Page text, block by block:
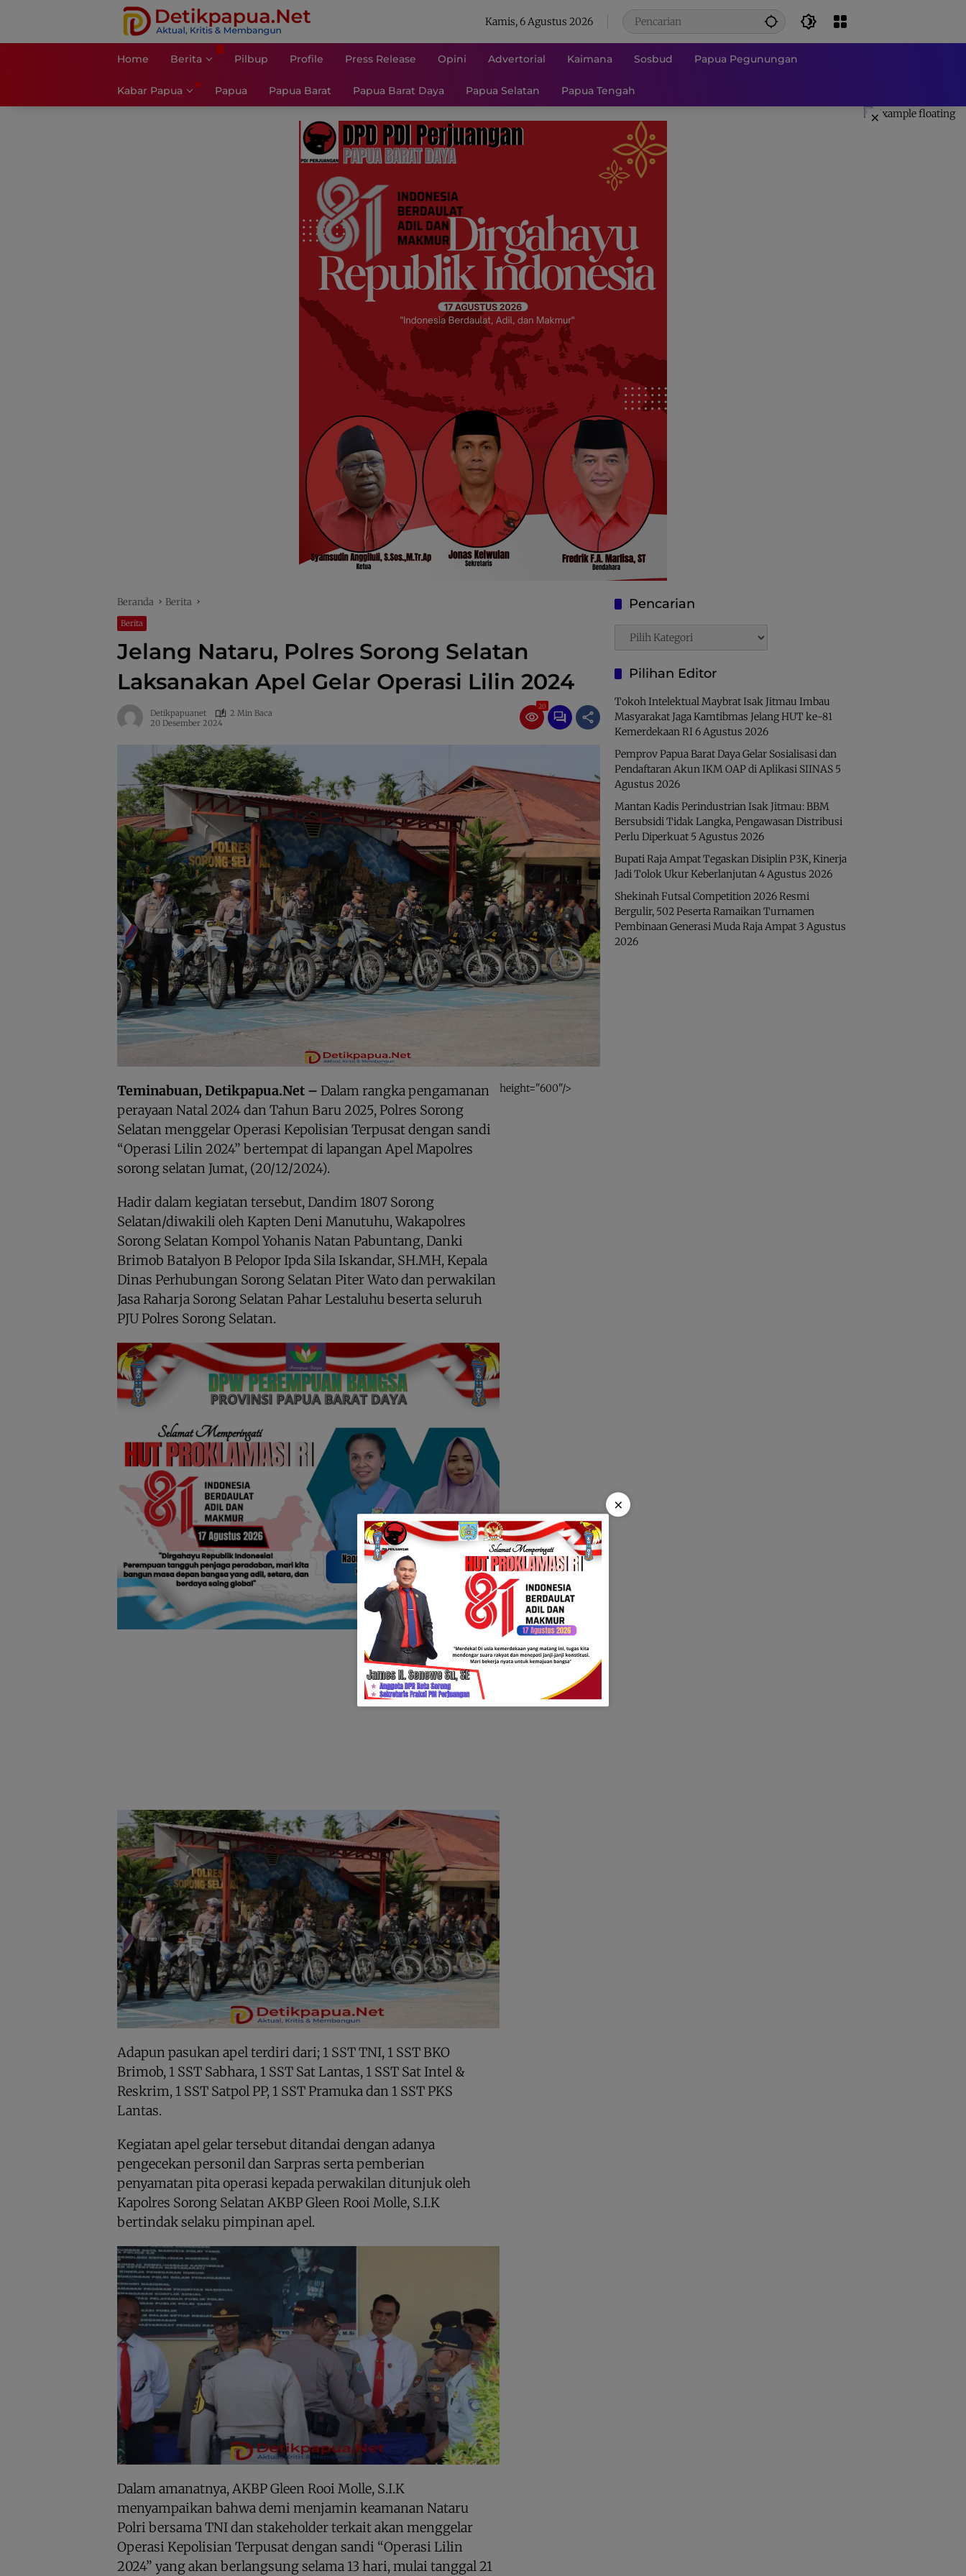
Kamis, 6 Agustus 2026
Home Berita Pilbup Profile Press Release Opini Advertorial Kaimana Sosbud Papua Pegunungan
Kabar Papua Papua Papua Barat Papua Barat Daya Papua Selatan Papua Tengah
×
Beranda Berita
Berita
Jelang Nataru, Polres Sorong Selatan
Laksanakan Apel Gelar Operasi Lilin 2024
Detikpapuanet
2 Min Baca
20 Desember 2024
20
Teminabuan, Detikpapua.Net – Dalam rangka pengamanan
perayaan Natal 2024 dan Tahun Baru 2025, Polres Sorong
Selatan menggelar Operasi Kepolisian Terpusat dengan sandi
“Operasi Lilin 2024” bertempat di lapangan Apel Mapolres
sorong selatan Jumat, (20/12/2024).
Hadir dalam kegiatan tersebut, Dandim 1807 Sorong
Selatan/diwakili oleh Kapten Deni Manutuhu, Wakapolres
Sorong Selatan Kompol Yohanis Natan Pabuntang, Danki
Brimob Batalyon B Pelopor Ipda Sila Iskandar, SH.MH, Kepala
Dinas Perhubungan Sorong Selatan Piter Wato dan perwakilan
Jasa Raharja Sorong Selatan Pahar Lestaluhu beserta seluruh
PJU Polres Sorong Selatan.
Adapun pasukan apel terdiri dari; 1 SST TNI, 1 SST BKO
Brimob, 1 SST Sabhara, 1 SST Sat Lantas, 1 SST Sat Intel &
Reskrim, 1 SST Satpol PP, 1 SST Pramuka dan 1 SST PKS
Lantas.
Kegiatan apel gelar tersebut ditandai dengan adanya
pengecekan personil dan Sarpras serta pemberian
penyamatan pita operasi kepada perwakilan ditunjuk oleh
Kapolres Sorong Selatan AKBP Gleen Rooi Molle, S.I.K
bertindak selaku pimpinan apel.
Dalam amanatnya, AKBP Gleen Rooi Molle, S.I.K
menyampaikan bahwa demi menjamin keamanan Nataru
Polri bersama TNI dan stakeholder terkait akan menggelar
Operasi Kepolisian Terpusat dengan sandi “Operasi Lilin
2024” yang akan berlangsung selama 13 hari, mulai tanggal 21
height="600"/>
Pencarian
Pencarian
Pilihan Editor
Tokoh Intelektual Maybrat Isak Jitmau Imbau
Masyarakat Jaga Kamtibmas Jelang HUT ke-81
Kemerdekaan RI6 Agustus 2026
Pemprov Papua Barat Daya Gelar Sosialisasi dan
Pendaftaran Akun IKM OAP di Aplikasi SIINAS 5
Agustus 2026
Mantan Kadis Perindustrian Isak Jitmau: BBM
Bersubsidi Tidak Langka, Pengawasan Distribusi
Perlu Diperkuat 5 Agustus 2026
Bupati Raja Ampat Tegaskan Disiplin P3K, Kinerja
Jadi Tolok Ukur Keberlanjutan4 Agustus 2026
Shekinah Futsal Competition 2026 Resmi
Bergulir, 502 Peserta Ramaikan Turnamen
Pembinaan Generasi Muda Raja Ampat 3 Agustus
2026
×